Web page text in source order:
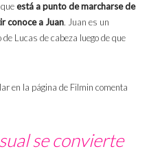
está a punto de marcharse de
conoce a Juan. Juan es un
de Lucas de cabeza luego de que
en la página de Filmin comenta
se convierte